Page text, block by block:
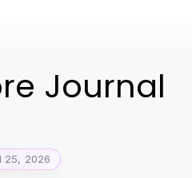
Journal
25, 2026